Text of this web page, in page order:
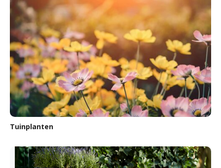
Tuinplanten